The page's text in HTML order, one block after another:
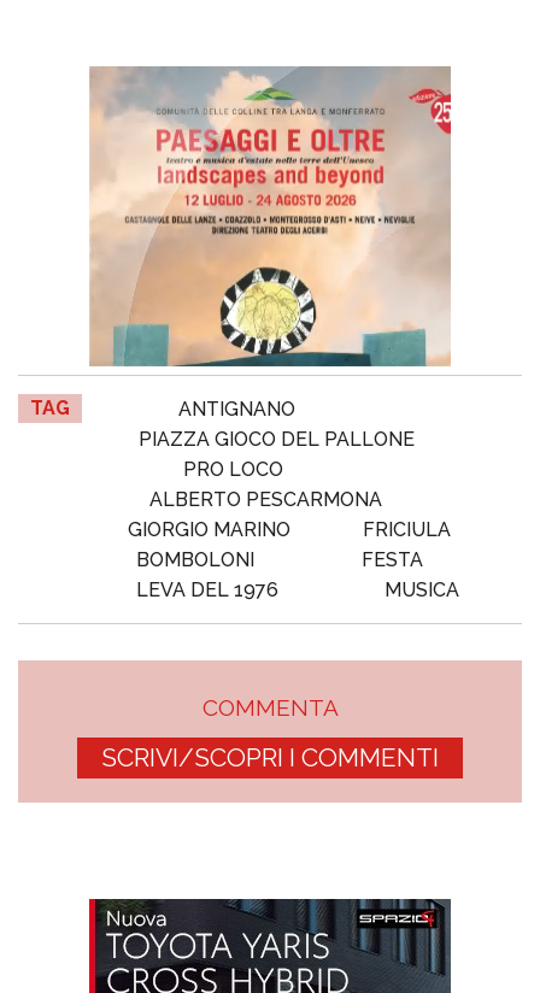
TAG
ANTIGNANO
PIAZZA GIOCO DEL PALLONE
PRO LOCO
ALBERTO PESCARMONA
GIORGIO MARINO
FRICIULA
BOMBOLONI
FESTA
LEVA DEL 1976
MUSICA
COMMENTA
SCRIVI/SCOPRI I COMMENTI